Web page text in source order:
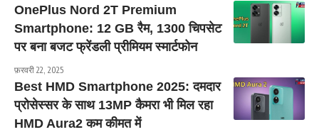
OnePlus Nord 2T Premium
Smartphone: 12 GB रैम, 1300 चिपसेट
पर बना बजट फ्रेंडली प्रीमियम स्मार्टफोन
फ़रवरी 22, 2025
Best HMD Smartphone 2025: दमदार
प्रोसेस्सर के साथ 13MP कैमरा भी मिल रहा
HMD Aura2 कम कीमत में